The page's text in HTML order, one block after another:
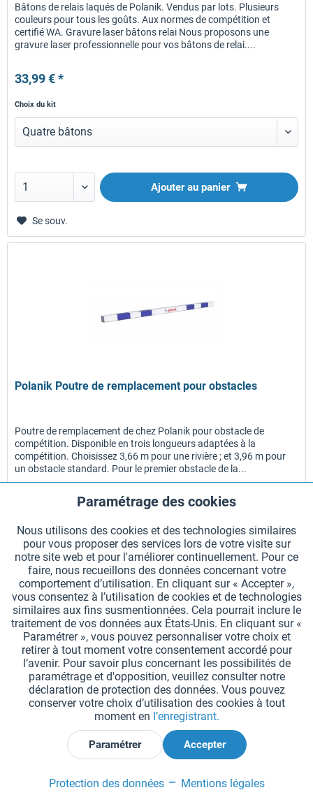
Bâtons de relais laqués de Polanik. Vendus par lots. Plusieurs
couleurs pour tous les goûts. Aux normes de compétition et
certifié WA. Gravure laser bâtons relai Nous proposons une
gravure laser professionnelle pour vos bâtons de relai....
33,99 € *
Choix du kit
Ajouter au panier
Se souv.
Polanik Poutre de remplacement pour obstacles
Poutre de remplacement de chez Polanik pour obstacle de
compétition. Disponible en trois longueurs adaptées à la
compétition. Choisissez 3,66 m pour une rivière ; et 3,96 m pour
un obstacle standard. Pour le premier obstacle de la...
Prix sur demande
Longueur
Sélectionner une variante
Se souv.
Fonctionnels Aktiv
Suivi Aktiv
Paramétrage des cookies
Nous utilisons des cookies et des technologies similaires
pour vous proposer des services lors de votre visite sur
notre site web et pour l'améliorer continuellement. Pour ce
faire, nous recueillons des données concernant votre
comportement d’utilisation. En cliquant sur « Accepter »,
vous consentez à l’utilisation de cookies et de technologies
similaires aux fins susmentionnées. Cela pourrait inclure le
traitement de vos données aux États-Unis. En cliquant sur «
Paramétrer », vous pouvez personnaliser votre choix et
retirer à tout moment votre consentement accordé pour
l’avenir. Pour savoir plus concernant les possibilités de
paramétrage et d'opposition, veuillez consulter notre
déclaration de protection des données. Vous pouvez
conserver votre choix d’utilisation des cookies à tout
moment en l’enregistrant.
Paramétrer Accepter
Protection des données Mentions légales